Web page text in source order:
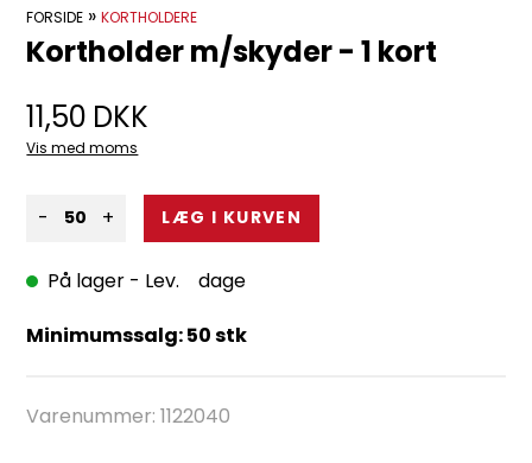
FORSIDE »KORTHOLDERE
Kortholder m/skyder - 1 kort
11,50 DKK
Vis med moms
- +
På lager - Lev. dage
Minimumssalg: 50 stk
Varenummer:1122040